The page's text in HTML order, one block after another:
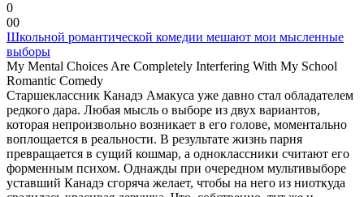
0
00
Школьной романтической комедии мешают мои мысленные
выборы
My Mental Choices Are Completely Interfering With My School
Romantic Comedy
Старшеклассник Канадэ Амакуса уже давно стал обладателем
редкого дара. Любая мысль о выборе из двух вариантов,
которая непроизвольно возникает в его голове, моментально
воплощается в реальности. В результате жизнь парня
превращается в сущий кошмар, а одноклассники считают его
форменным психом. Однажды при очередном мультивыборе
уставший Канадэ сгоряча желает, чтобы на него из ниоткуда